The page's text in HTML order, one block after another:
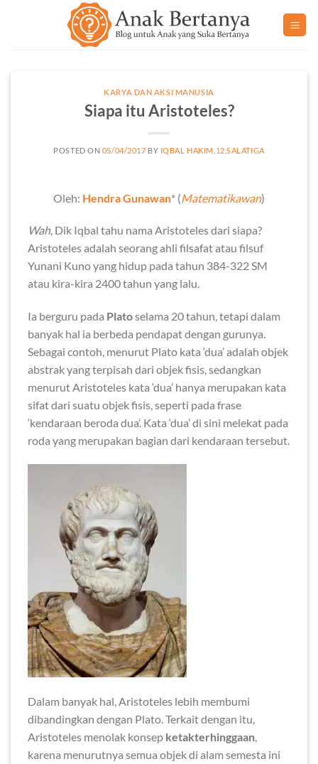
KARYA DAN AKSI MANUSIA
Siapa itu Aristoteles?
POSTED ON 05/04/2017 BY IQBAL HAKIM,12,SALATIGA
Oleh: Hendra Gunawan* (Matematikawan)
Wah, Dik Iqbal tahu nama Aristoteles dari siapa?
Aristoteles adalah seorang ahli filsafat atau filsuf
Yunani Kuno yang hidup pada tahun 384-322 SM
atau kira-kira 2400 tahun yang lalu.
Ia berguru pada Platoselama 20 tahun, tetapi dalam
banyak hal ia berbeda pendapat dengan gurunya.
Sebagai contoh, menurut Plato kata ‘dua’ adalah objek
abstrak yang terpisah dari objek fisis, sedangkan
menurut Aristoteles kata ‘dua’ hanya merupakan kata
sifat dari suatu objek fisis, seperti pada frase
‘kendaraan beroda dua’. Kata ‘dua’ di sini melekat pada
roda yang merupakan bagian dari kendaraan tersebut.
Dalam banyak hal, Aristoteles lebih membumi
dibandingkan dengan Plato. Terkait dengan itu,
Aristoteles menolak konsep ketakterhinggaan
karena menurutnya semua objek di alam semesta ini